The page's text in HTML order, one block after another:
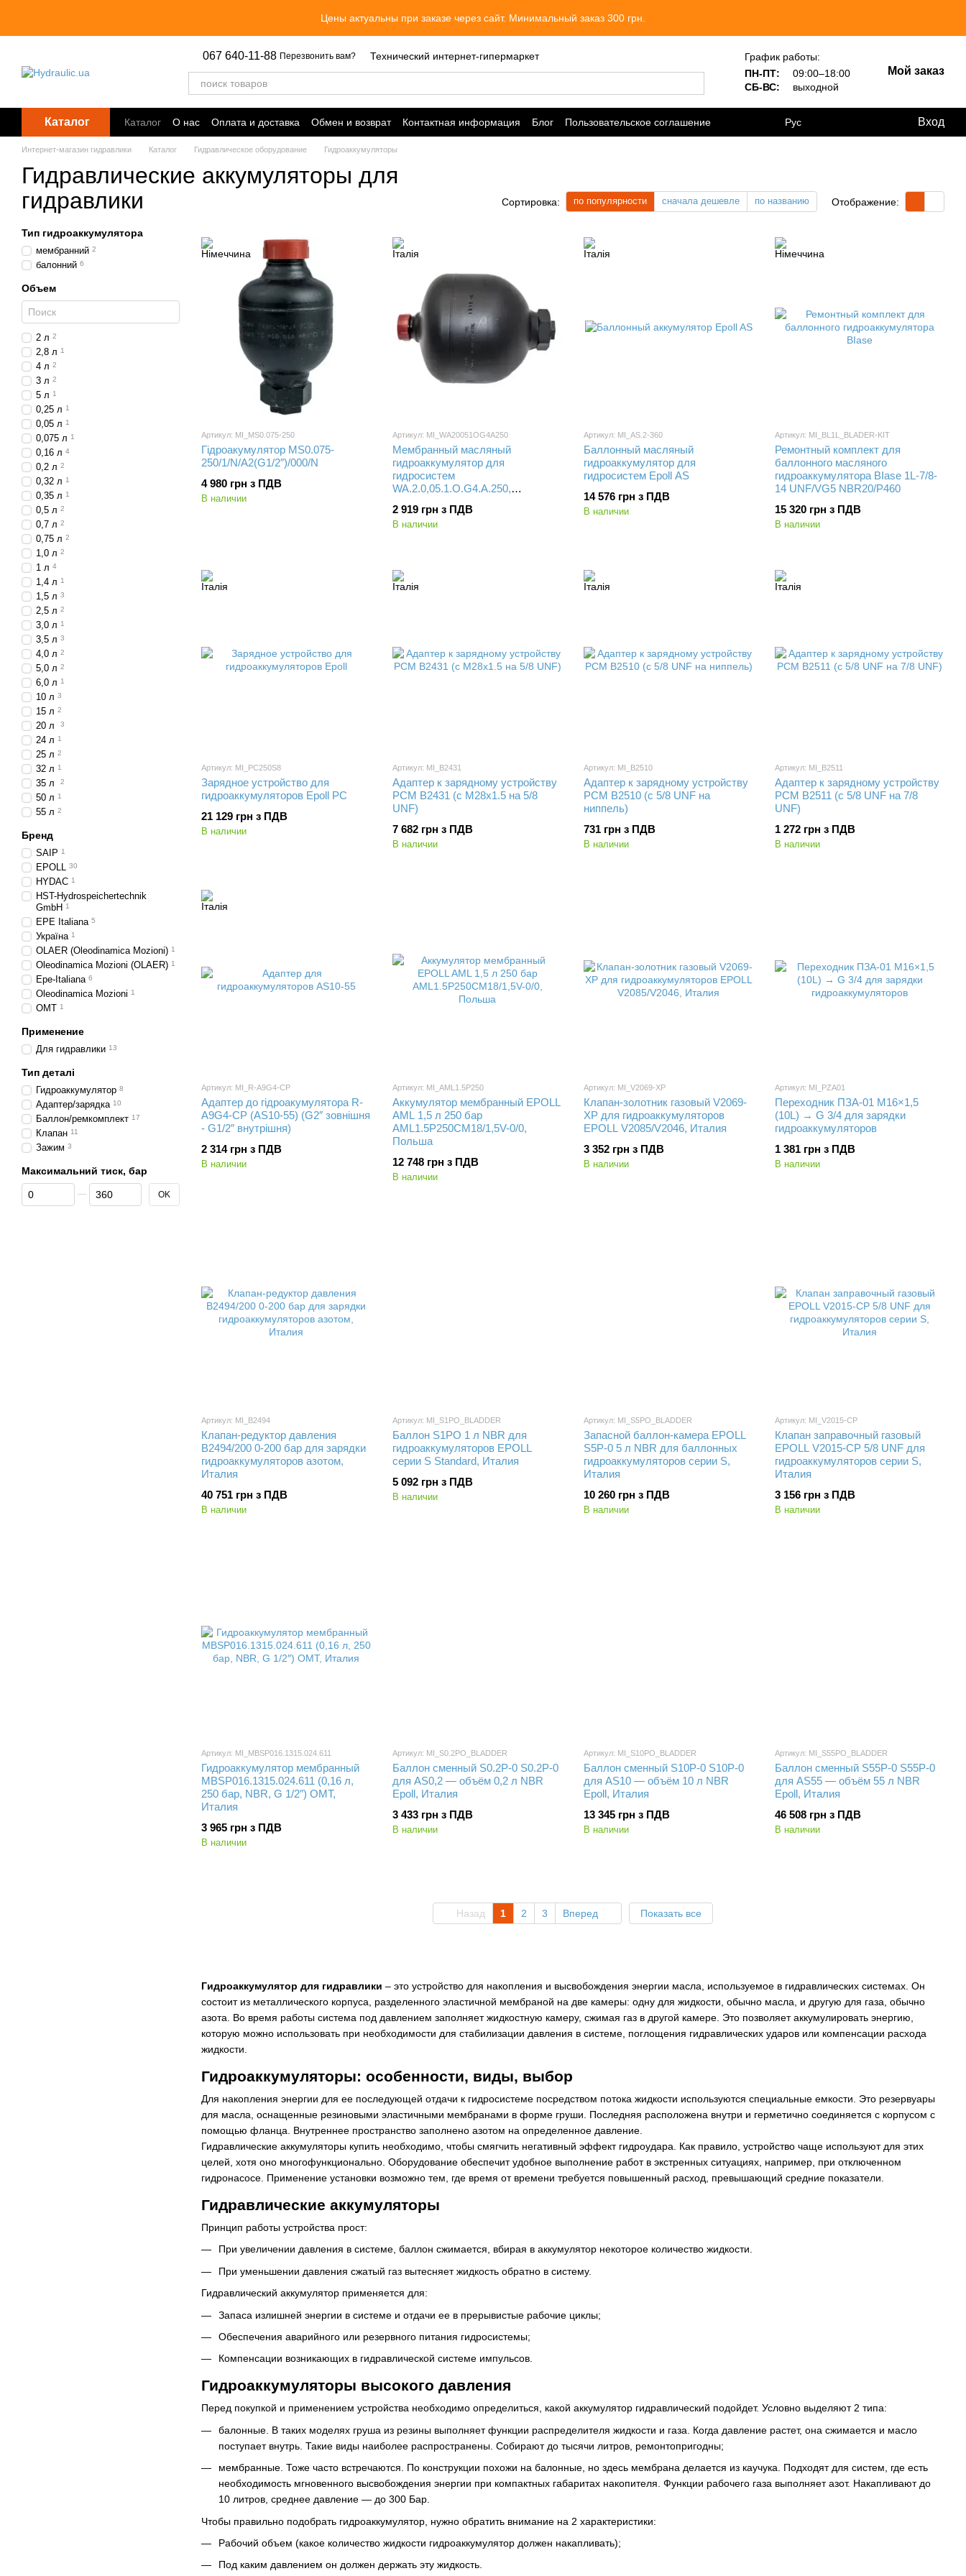
Цены актуальны при заказе через сайт. Минимальный заказ 300 грн.
067 640-11-88 Перезвонить вам? Технический интернет-гипермаркет
График работы:
ПН-ПТ:
09:00–18:00
СБ-ВС:
выходной
Мой заказ
Каталог Каталог О нас Оплата и доставка Обмен и возврат Контактная информация Блог
Пользовательское соглашение
Точки выдачи
Рус Вход
Интернет-магазин гидравлики Каталог Гидравлическое оборудование Гидроаккумуляторы
Гидравлические аккумуляторы для
гидравлики
Сортировка: по популярности сначала дешевле по названию Отображение:
Гидроаккумулятор для гидравлики – это устройство для накопления и высвобождения энергии масла, используемое в гидравлических системах. Он
состоит из металлического корпуса, разделенного эластичной мембраной на две камеры: одну для жидкости, обычно масла, и другую для газа, обычно
азота. Во время работы система под давлением заполняет жидкостную камеру, сжимая газ в другой камере. Это позволяет аккумулировать энергию,
которую можно использовать при необходимости для стабилизации давления в системе, поглощения гидравлических ударов или компенсации расхода
жидкости.
Гидроаккумуляторы: особенности, виды, выбор
Для накопления энергии для ее последующей отдачи к гидросистеме посредством потока жидкости используются специальные емкости. Это резервуары
для масла, оснащенные резиновыми эластичными мембранами в форме груши. Последняя расположена внутри и герметично соединяется с корпусом с
помощью фланца. Внутреннее пространство заполнено азотом на определенное давление.
Гидравлические аккумуляторы купить необходимо, чтобы смягчить негативный эффект гидроудара. Как правило, устройство чаще используют для этих
целей, хотя оно многофункционально. Оборудование обеспечит удобное выполнение работ в экстренных ситуациях, например, при отключенном
гидронасосе. Применение установки возможно тем, где время от времени требуется повышенный расход, превышающий средние показатели.
Гидравлические аккумуляторы
Принцип работы устройства прост:
При увеличении давления в системе, баллон сжимается, вбирая в аккумулятор некоторое количество жидкости.
При уменьшении давления сжатый газ вытесняет жидкость обратно в систему.
Гидравлический аккумулятор применяется для:
Запаса излишней энергии в системе и отдачи ее в прерывистые рабочие циклы;
Обеспечения аварийного или резервного питания гидросистемы;
Компенсации возникающих в гидравлической системе импульсов.
Гидроаккумуляторы высокого давления
Перед покупкой и применением устройства необходимо определиться, какой аккумулятор гидравлический подойдет. Условно выделяют 2 типа:
балонные. В таких моделях груша из резины выполняет функции распределителя жидкости и газа. Когда давление растет, она сжимается и масло
поступает внутрь. Такие виды наиболее распространены. Собирают до тысячи литров, ремонтопригодны;
мембранные. Тоже часто встречаются. По конструкции похожи на балонные, но здесь мембрана делается из каучука. Подходят для систем, где есть
необходимость мгновенного высвобождения энергии при компактных габаритах накопителя. Функции рабочего газа выполняет азот. Накапливают до
10 литров, среднее давление — до 300 Бар.
Чтобы правильно подобрать гидроаккумулятор, нужно обратить внимание на 2 характеристики:
Рабочий объем (какое количество жидкости гидроаккумулятор должен накапливать);
Под каким давлением он должен держать эту жидкость.
Артикул: MI_MS0.075-250
Гідроакумулятор MS0.075-
250/1/N/A2(G1/2″)/000/N
4 980 грн з ПДВ
В наличии
Артикул: MI_WA20051OG4A250
Мембранный масляный
гидроаккумулятор для
гидросистем
WA.2.0,05.1.O.G4.A.250,
2 919 грн з ПДВ
В наличии
Артикул: MI_AS.2-360
Баллонный масляный
гидроаккумулятор для
гидросистем Epoll AS
14 576 грн з ПДВ
В наличии
Артикул: MI_BL1L_BLADER-KIT
Ремонтный комплект для
баллонного масляного
гидроаккумулятора BIase 1L-7/8-
14 UNF/VG5 NBR20/P460
15 320 грн з ПДВ
В наличии
Артикул: MI_PC250S8
Зарядное устройство для
гидроаккумуляторов Epoll PC
21 129 грн з ПДВ
В наличии
Артикул: MI_B2431
Адаптер к зарядному устройству
PCM B2431 (с M28x1.5 на 5/8
UNF)
7 682 грн з ПДВ
В наличии
Артикул: MI_B2510
Адаптер к зарядному устройству
PCM B2510 (с 5/8 UNF на
ниппель)
731 грн з ПДВ
В наличии
Артикул: MI_B2511
Адаптер к зарядному устройству
PCM B2511 (с 5/8 UNF на 7/8
UNF)
1 272 грн з ПДВ
В наличии
Артикул: MI_R-A9G4-CP
Адаптер до гідроакумулятора R-
A9G4-CP (AS10-55) (G2″ зовнішня
- G1/2″ внутрішня)
2 314 грн з ПДВ
В наличии
Артикул: MI_AML1.5P250
Аккумулятор мембранный EPOLL
AML 1,5 л 250 бар
AML1.5P250CM18/1,5V-0/0,
Польша
12 748 грн з ПДВ
В наличии
Артикул: MI_V2069-XP
Клапан-золотник газовый V2069-
XP для гидроаккумуляторов
EPOLL V2085/V2046, Италия
3 352 грн з ПДВ
В наличии
Артикул: MI_PZA01
Переходник ПЗА-01 М16×1,5
(10L) → G 3/4 для зарядки
гидроаккумуляторов
1 381 грн з ПДВ
В наличии
Артикул: MI_B2494
Клапан-редуктор давления
B2494/200 0-200 бар для зарядки
гидроаккумуляторов азотом,
Италия
40 751 грн з ПДВ
В наличии
Артикул: MI_S1PO_BLADDER
Баллон S1PO 1 л NBR для
гидроаккумуляторов EPOLL
серии S Standard, Италия
5 092 грн з ПДВ
В наличии
Артикул: MI_S5PO_BLADDER
Запасной баллон-камера EPOLL
S5P-0 5 л NBR для баллонных
гидроаккумуляторов серии S,
Италия
10 260 грн з ПДВ
В наличии
Артикул: MI_V2015-CP
Клапан заправочный газовый
EPOLL V2015-CP 5/8 UNF для
гидроаккумуляторов серии S,
Италия
3 156 грн з ПДВ
В наличии
Артикул: MI_MBSP016.1315.024.611
Гидроаккумулятор мембранный
MBSP016.1315.024.611 (0,16 л,
250 бар, NBR, G 1/2″) OMT,
Италия
3 965 грн з ПДВ
В наличии
Артикул: MI_S0.2PO_BLADDER
Баллон сменный S0.2P-0 S0.2P-0
для AS0,2 — объём 0,2 л NBR
Epoll, Италия
3 433 грн з ПДВ
В наличии
Артикул: MI_S10PO_BLADDER
Баллон сменный S10P-0 S10P-0
для AS10 — объём 10 л NBR
Epoll, Италия
13 345 грн з ПДВ
В наличии
Артикул: MI_S55PO_BLADDER
Баллон сменный S55P-0 S55P-0
для AS55 — объём 55 л NBR
Epoll, Италия
46 508 грн з ПДВ
В наличии
Назад 1 2 3 Вперед Показать все
Тип гидроаккумулятора
мембранний 2
балонний 6
Объем
2 л 2
2,8 л 1
4 л 2
3 л 2
5 л 1
0,25 л 1
0,05 л 1
0,075 л 1
0,16 л 4
0,2 л 2
0,32 л 1
0,35 л 1
0,5 л 2
0,7 л 2
0,75 л 2
1,0 л 2
1 л 4
1,4 л 1
1,5 л 3
2,5 л 2
3,0 л 1
3,5 л 3
4,0 л 2
5,0 л 2
6,0 л 1
10 л 3
15 л 2
20 л 3
24 л 1
25 л 2
32 л 1
35 л 2
50 л 1
55 л 2
Бренд
SAIP 1
EPOLL 30
HYDAC 1
HST-Hydrospeichertechnik
GmbH 1
EPE Italiana 5
Україна 1
OLAER (Oleodinamica Mozioni) 1
Oleodinamica Mozioni (OLAER) 1
Epe-Italiana 6
Oleodinamica Mozioni 1
OMT 1
Применение
Для гидравлики 13
Тип деталі
Гидроаккумулятор 8
Адаптер/зарядка 10
Баллон/ремкомплект 17
Клапан 11
Зажим 3
Максимальний тиск, бар
От Максимальний тиск, бар
До Максимальний тиск, бар OK